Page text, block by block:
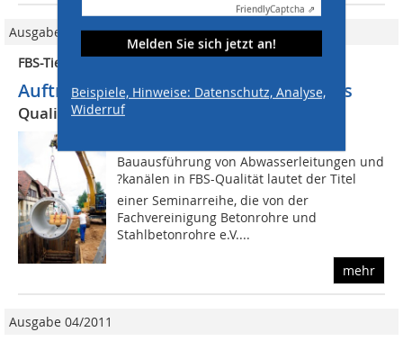
FriendlyCaptcha ⇗
Melden Sie sich jetzt an!
Beispiele, Hinweise: Datenschutz, Analyse,
Widerruf
Ausgabe 7-8/2010
FBS-Tiefbauseminare 2010
Auftraggeber berichten aus der Praxis
Qualitätsorientierter Kanalbau
Bauausführung von Abwasserleitungen und
?kanälen in FBS-Qualität lautet der Titel
einer Seminarreihe, die von der
Fachvereinigung Betonrohre und
Stahlbetonrohre e.V....
mehr
Ausgabe 04/2011